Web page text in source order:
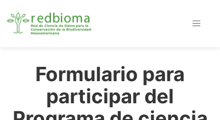
Formulario para
participar del